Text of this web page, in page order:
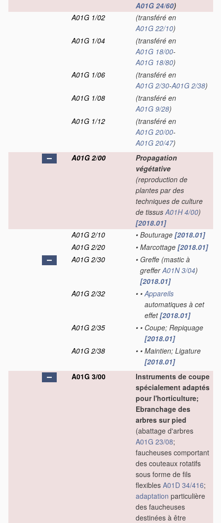
A01G 24/60)
A01G 1/02
(transféré en
A01G 22/10)
A01G 1/04
(transféré en
A01G 18/00-
A01G 18/80)
A01G 1/06
(transféré en
A01G 2/30-A01G 2/38)
A01G 1/08
(transféré en
A01G 9/28)
A01G 1/12
(transféré en
A01G 20/00-
A01G 20/47)
A01G 2/00
Propagation
végétative
(reproduction de
plantes par des
techniques de culture
de tissusA01H 4/00)
[2018.01]
A01G 2/10
• Bouturage [2018.01]
A01G 2/20
• Marcottage [2018.01]
A01G 2/30
• Greffe (mastic à
grefferA01N 3/04)
[2018.01]
A01G 2/32
• • Appareils
automatiques à cet
effet[2018.01]
A01G 2/35
• • Coupe; Repiquage
[2018.01]
A01G 2/38
• • Maintien; Ligature
[2018.01]
A01G 3/00
Instruments de coupe
spécialement adaptés
pour l'horticulture;
Ebranchage des
arbres sur pied
(abattage d'arbres
A01G 23/08;
faucheuses comportant
des couteaux rotatifs
sous forme de fils
flexibles A01D 34/416;
adaptation particulière
des faucheuses
destinées à être